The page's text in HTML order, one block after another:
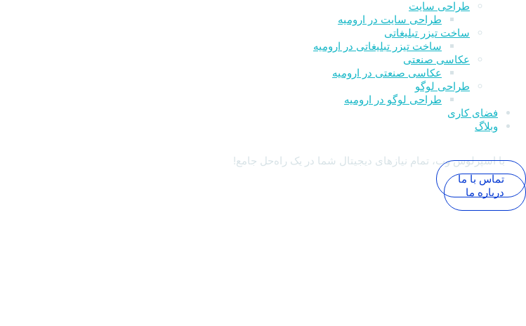
طراحی سایت
طراحی سایت در ارومیه
ساخت تیزر تبلیغاتی
ساخت تیزر تبلیغاتی در ارومیه
عکاسی صنعتی
عکاسی صنعتی در ارومیه
طراحی لوگو
طراحی لوگو در ارومیه
فضای کاری
وبلاگ
با اسپرلوس وب، تمام نیازهای دیجیتال شما در یک راه‌حل جامع!
تماس با ما
درباره ما